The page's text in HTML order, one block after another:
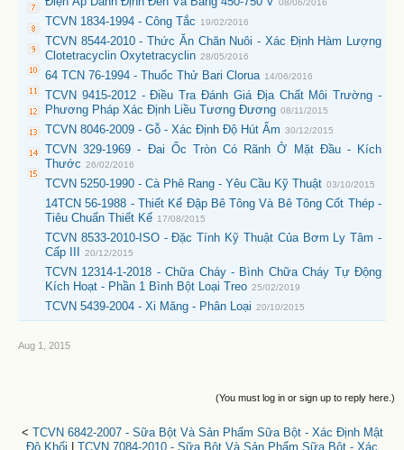
08/06/2016
TCVN 1834-1994 - Công Tắc 19/02/2016
TCVN 8544-2010 - Thức Ăn Chăn Nuôi - Xác Định Hàm Lượng
Clotetracyclin Oxytetracyclin 28/05/2016
64 TCN 76-1994 - Thuốc Thử Bari Clorua 14/06/2016
TCVN 9415-2012 - Điều Tra Đánh Giá Địa Chất Môi Trường -
Phương Pháp Xác Định Liều Tương Đương 08/11/2015
TCVN 8046-2009 - Gỗ - Xác Định Độ Hút Ẩm 30/12/2015
TCVN 329-1969 - Đai Ốc Tròn Có Rãnh Ở Mặt Đầu - Kích
Thước 26/02/2016
TCVN 5250-1990 - Cà Phê Rang - Yêu Cầu Kỹ Thuật 03/10/2015
14TCN 56-1988 - Thiết Kế Đập Bê Tông Và Bê Tông Cốt Thép -
Tiêu Chuẩn Thiết Kế 17/08/2015
TCVN 8533-2010-ISO - Đặc Tính Kỹ Thuật Của Bơm Ly Tâm -
Cấp III
20/12/2015
TCVN 12314-1-2018 - Chữa Cháy - Bình Chữa Cháy Tự Động
Kích Hoạt - Phần 1 Bình Bột Loại Treo 25/02/2019
TCVN 5439-2004 - Xi Măng - Phân Loại 20/10/2015
Aug 1, 2015
(You must log in or sign up to reply here.)
< TCVN 6842-2007 - Sữa Bột Và Sản Phẩm Sữa Bột - Xác Định Mật
Độ Khối
TCVN 7084-2010 - Sữa Bột Và Sản Phẩm Sữa Bột - Xác